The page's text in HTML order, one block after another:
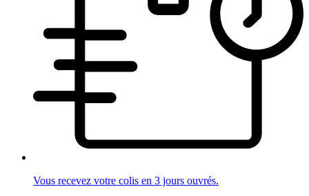
Vous recevez votre colis en 3 jours ouvrés.